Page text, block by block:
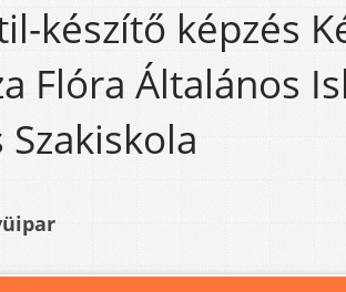
készítő képzés
Flóra Általános